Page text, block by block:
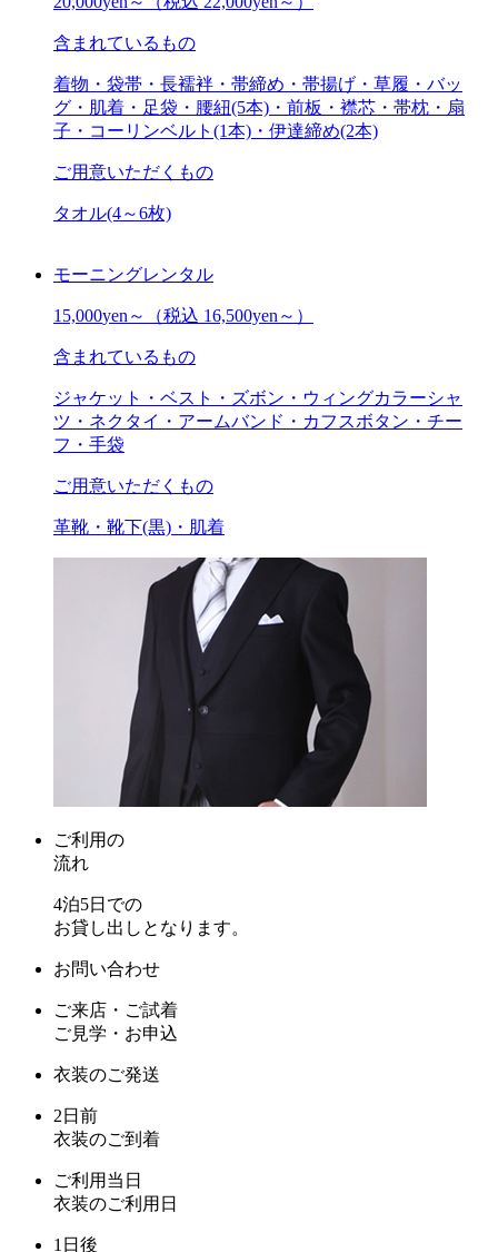
含まれているもの
着物・袋帯・長襦袢・帯締め・帯揚げ・草履・バッ
グ・肌着・足袋・腰紐(5本)・前板・襟芯・帯枕・扇
子・コーリンベルト(1本)・伊達締め(2本)
ご用意いただくもの
タオル(4～6枚)
モーニングレンタル
15,000yen～ （税込 16,500yen～）
含まれているもの
ジャケット・ベスト・ズボン・ウィングカラーシャ
ツ・ネクタイ・アームバンド・カフスボタン・チー
フ・手袋
ご用意いただくもの
革靴・靴下(黒)・肌着
ご利用の
流れ
4泊5日での
お貸し出しとなります。
お問い合わせ
ご来店・ご試着
ご見学・お申込
衣装のご発送
2日前
衣装のご到着
ご利用当日
衣装のご利用日
1日後